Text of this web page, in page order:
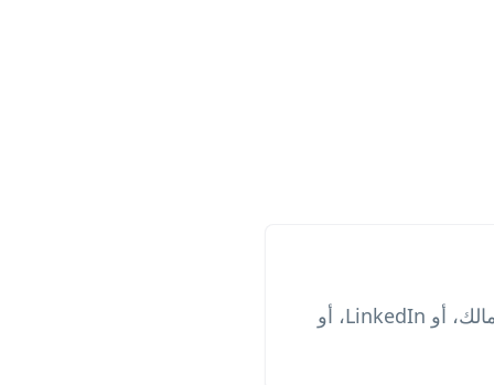
نعم. يساعد رمز الاستجابة السريعة موظفي التوظيف على الوصول بسرعة إلى ملف أعمالك، أو LinkedIn، أو